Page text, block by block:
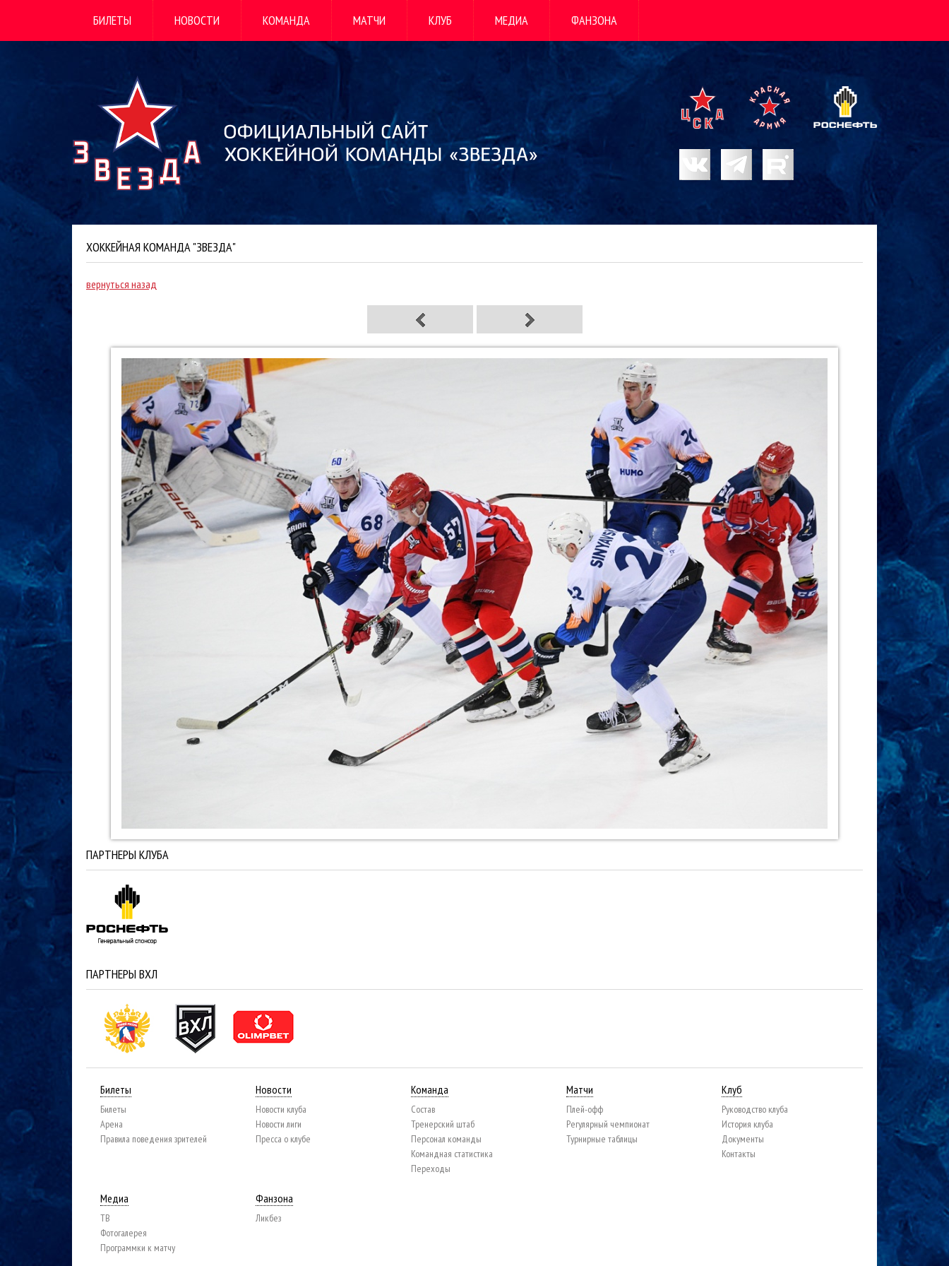
БИЛЕТЫ НОВОСТИ КОМАНДА МАТЧИ КЛУБ МЕДИА ФАНЗОНА
ХОККЕЙНАЯ КОМАНДА "ЗВЕЗДА"
вернуться назад
ПАРТНЕРЫ КЛУБА
ПАРТНЕРЫ ВХЛ
Билеты
Билеты
Арена
Правила поведения зрителей
Новости
Новости клуба
Новости лиги
Пресса о клубе
Команда
Состав
Тренерский штаб
Персонал команды
Командная статистика
Переходы
Матчи
Плей-офф
Регулярный чемпионат
Турнирные таблицы
Клуб
Руководство клуба
История клуба
Документы
Контакты
Медиа
ТВ
Фотогалерея
Программки к матчу
Фанзона
Ликбез